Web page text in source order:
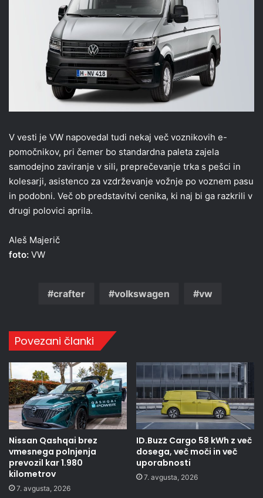
V vesti je VW napovedal tudi nekaj več voznikovih e-
pomočnikov, pri čemer bo standardna paleta zajela
samodejno zaviranje v sili, preprečevanje trka s pešci in
kolesarji, asistenco za vzdrževanje vožnje po voznem pasu
in podobni. Več ob predstavitvi cenika, ki naj bi ga razkrili v
drugi polovici aprila.
Aleš Majerič
foto: VW
crafter volkswagen vw
Povezani članki
Nissan Qashqai brez
vmesnega polnjenja
prevozil kar 1.980
kilometrov
7. avgusta, 2026
ID.Buzz Cargo 58 kWh z več
dosega, več moči in več
uporabnosti
7. avgusta, 2026